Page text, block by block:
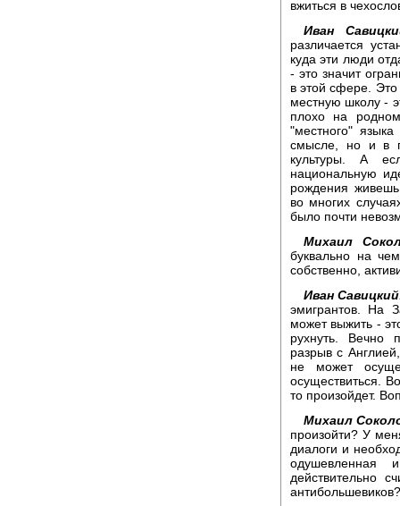
вжиться в
Иван
различается
куда эти люди
- это значит
в этой сфере. Это
местную школу -
плохо на
"местного"
смысле, но и в
культуры. А
национальную
рождения
во многих
было почти
Михаил
буквально на
собственно,
Иван
эмигрантов. На
может выжить -
рухнуть. Вечно
разрыв с
не может
осуществиться.
то произойдет.
Михаил
произойти? У
диалоги и
одушевленная
действительно
антибольшевиков?